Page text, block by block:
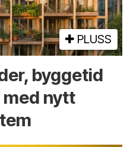
PLUSS
byggetid
nytt